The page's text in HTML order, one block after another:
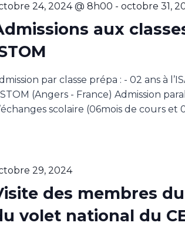
24, 2024 @ 8h00 -octobre 31,
aux
par classe prépa : - 02 ans à
(Angers - France) Admission
scolaire (06mois de cours et
29, 2024
des membres
volet national du